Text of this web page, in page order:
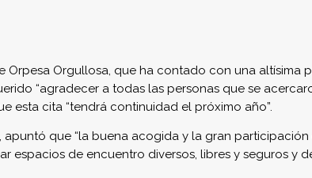
Orgullosa, que ha contado con una altísima
“agradecer a todas las personas que se
esta cita “tendrá continuidad el próximo año”.
, apuntó que “la buena acogida y la gran
espacios de encuentro diversos, libres y seguros y